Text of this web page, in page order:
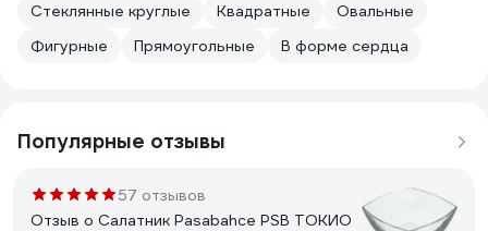
Стеклянные круглые Квадратные
Овальные
Фигурные
Прямоугольные В форме сердца
Популярные отзывы
57 отзывов
Отзыв о Салатник Pasabahce PSB ТОКИО